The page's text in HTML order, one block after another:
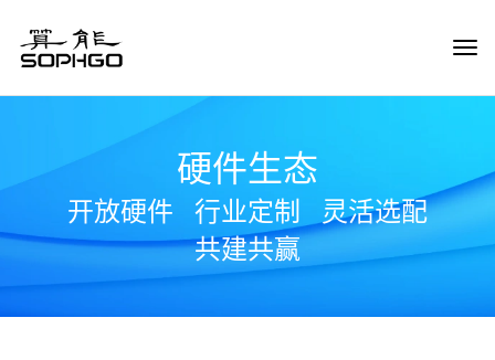
硬件生态
开放硬件 行业定制
灵活选配
共建共赢